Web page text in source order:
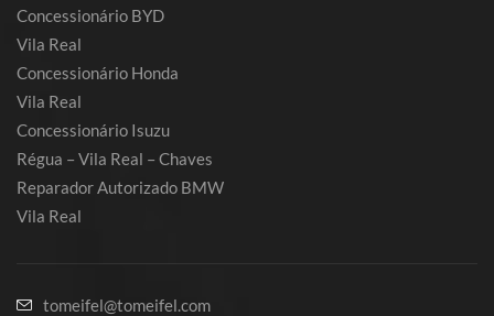
Concessionário BYD
Vila Real
Concessionário Honda
Vila Real
Concessionário Isuzu
Régua – Vila Real – Chaves
Reparador Autorizado BMW
Vila Real
tomeifel@tomeifel.com